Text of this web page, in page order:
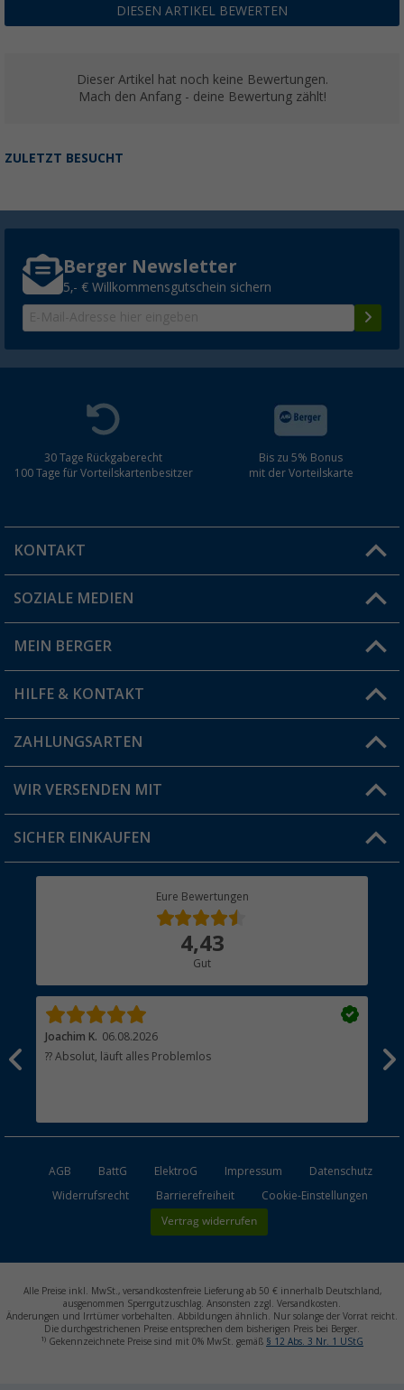
10,99€UVP12,99 €
DIESEN ARTIKEL BEWERTEN
Dieser Artikel hat noch keine Bewertungen.
Mach den Anfang - deine Bewertung zählt!
ZULETZT BESUCHT
Berger Newsletter
5,- € Willkommensgutschein sichern
30 Tage Rückgaberecht
100 Tage für Vorteilskartenbesitzer
Bis zu 5% Bonus
mit der Vorteilskarte
KONTAKT
Du hast eine Frage?
Filiale finden
SOZIALE MEDIEN
MEIN BERGER
Vorteilskarte
Blog
Jobs & Karriere
HILFE & KONTAKT
FAQ & Kontakt
Versandinformationen
Rücksendung
ZAHLUNGSARTEN
WIR VERSENDEN MIT
SICHER EINKAUFEN
Eure Bewertungen
4,43
Gut
Joachim K. 06.08.2026
?? Absolut, läuft alles Problemlos
AGB BattG ElektroG Impressum
Datenschutz
Widerrufsrecht
Barrierefreiheit Cookie-Einstellungen
Vertrag widerrufen
Alle Preise inkl. MwSt., versandkostenfreie Lieferung ab 50 € innerhalb Deutschland,
ausgenommen Sperrgutzuschlag. Ansonsten zzgl. Versandkosten.
Änderungen und Irrtümer vorbehalten. Abbildungen ähnlich. Nur solange der Vorrat reicht.
Die durchgestrichenen Preise entsprechen dem bisherigen Preis bei Berger.
1) Gekennzeichnete Preise sind mit 0% MwSt. gemäß § 12 Abs. 3 Nr. 1 UStG